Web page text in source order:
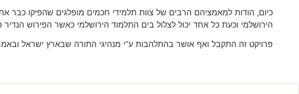
כיום, הודות למאמציהם הרבים של צוות תלמידי חכמים מופלגים שהפיקו
הירושלמי וכעת כל אחד יכול לצלול בים התלמוד הירושלמי כאשר הפירוש
פרויקט זה התקבל ואף אושר בהתלהבות ע”י מנהיגי התורה שבארץ ישראל